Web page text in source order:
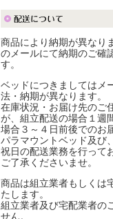
商品により納期が異なり
のメールにて納期のご確
す。
ベッドにつきましてはメ
法・納期が異なります。
在庫状況・お届け先のご
が、組立配送の場合１週
場合３～４日前後でのお
パラマウントベッド及び
祝日の配送業務を行って
ご了承くださいませ。
商品は組立業者もしくは
たします。
組立業者及び宅配業者の
せん。